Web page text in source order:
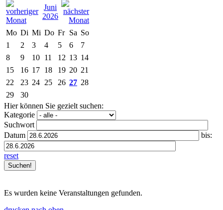
Juni
2026
Mo Di Mi Do Fr Sa So
1
2 3 4 5 6
7
8
9 10 11 12 13 14
15
16 17 18 19 20 21
22
23 24 25 26 27 28
29
30
Hier können Sie gezielt suchen:
Kategorie
Suchwort
Datum
bis:
reset
Es wurden keine Veranstaltungen gefunden.